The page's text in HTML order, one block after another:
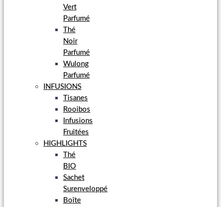
Vert
Parfumé
Thé
Noir
Parfumé
Wulong
Parfumé
INFUSIONS
Tisanes
Rooibos
Infusions
Fruitées
HIGHLIGHTS
Thé
BIO
Sachet
Surenveloppé
Boîte